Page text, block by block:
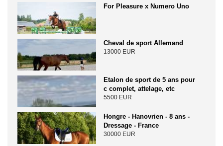
For Pleasure x Numero Uno
Cheval de sport Allemand
13000 EUR
Etalon de sport de 5 ans pour
c complet, attelage, etc
5500 EUR
Hongre - Hanovrien - 8 ans -
Dressage - France
30000 EUR